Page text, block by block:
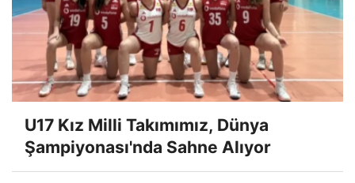
U17 Kız Milli Takımımız, Dünya
Şampiyonası'nda Sahne Alıyor